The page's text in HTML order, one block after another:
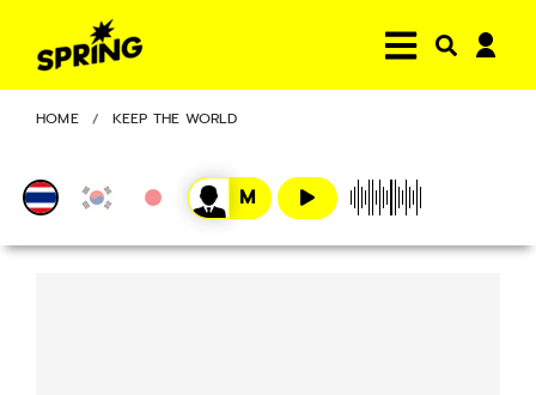
HOME KEEP THE WORLD